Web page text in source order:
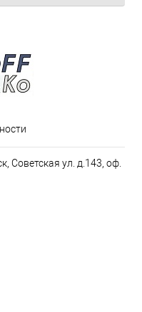
Советская ул. д.143, оф.